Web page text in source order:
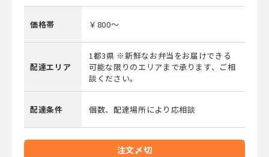
価格帯 ￥800～
配達エリア
1都3県 ※新鮮なお弁当をお届けできる
可能な限りのエリアまで承ります、ご相
談ください。
配達条件 個数、配達場所により応相談
注文〆切